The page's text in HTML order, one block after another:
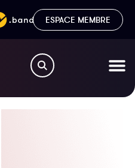
ESPACE MEMBRE